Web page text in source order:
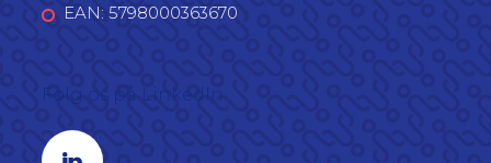
EAN: 5798000363670
Linkedin profil